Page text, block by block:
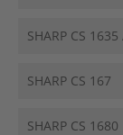
SHARP CS 1635
SHARP CS 167
SHARP CS 1680